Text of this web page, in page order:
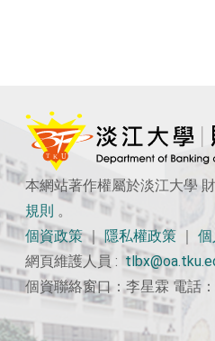
本網站著作權屬於淡江大學
規則 。
個資政策｜隱私權政策
個
網頁維護人員 :
個資聯絡窗口：李星霖 電話